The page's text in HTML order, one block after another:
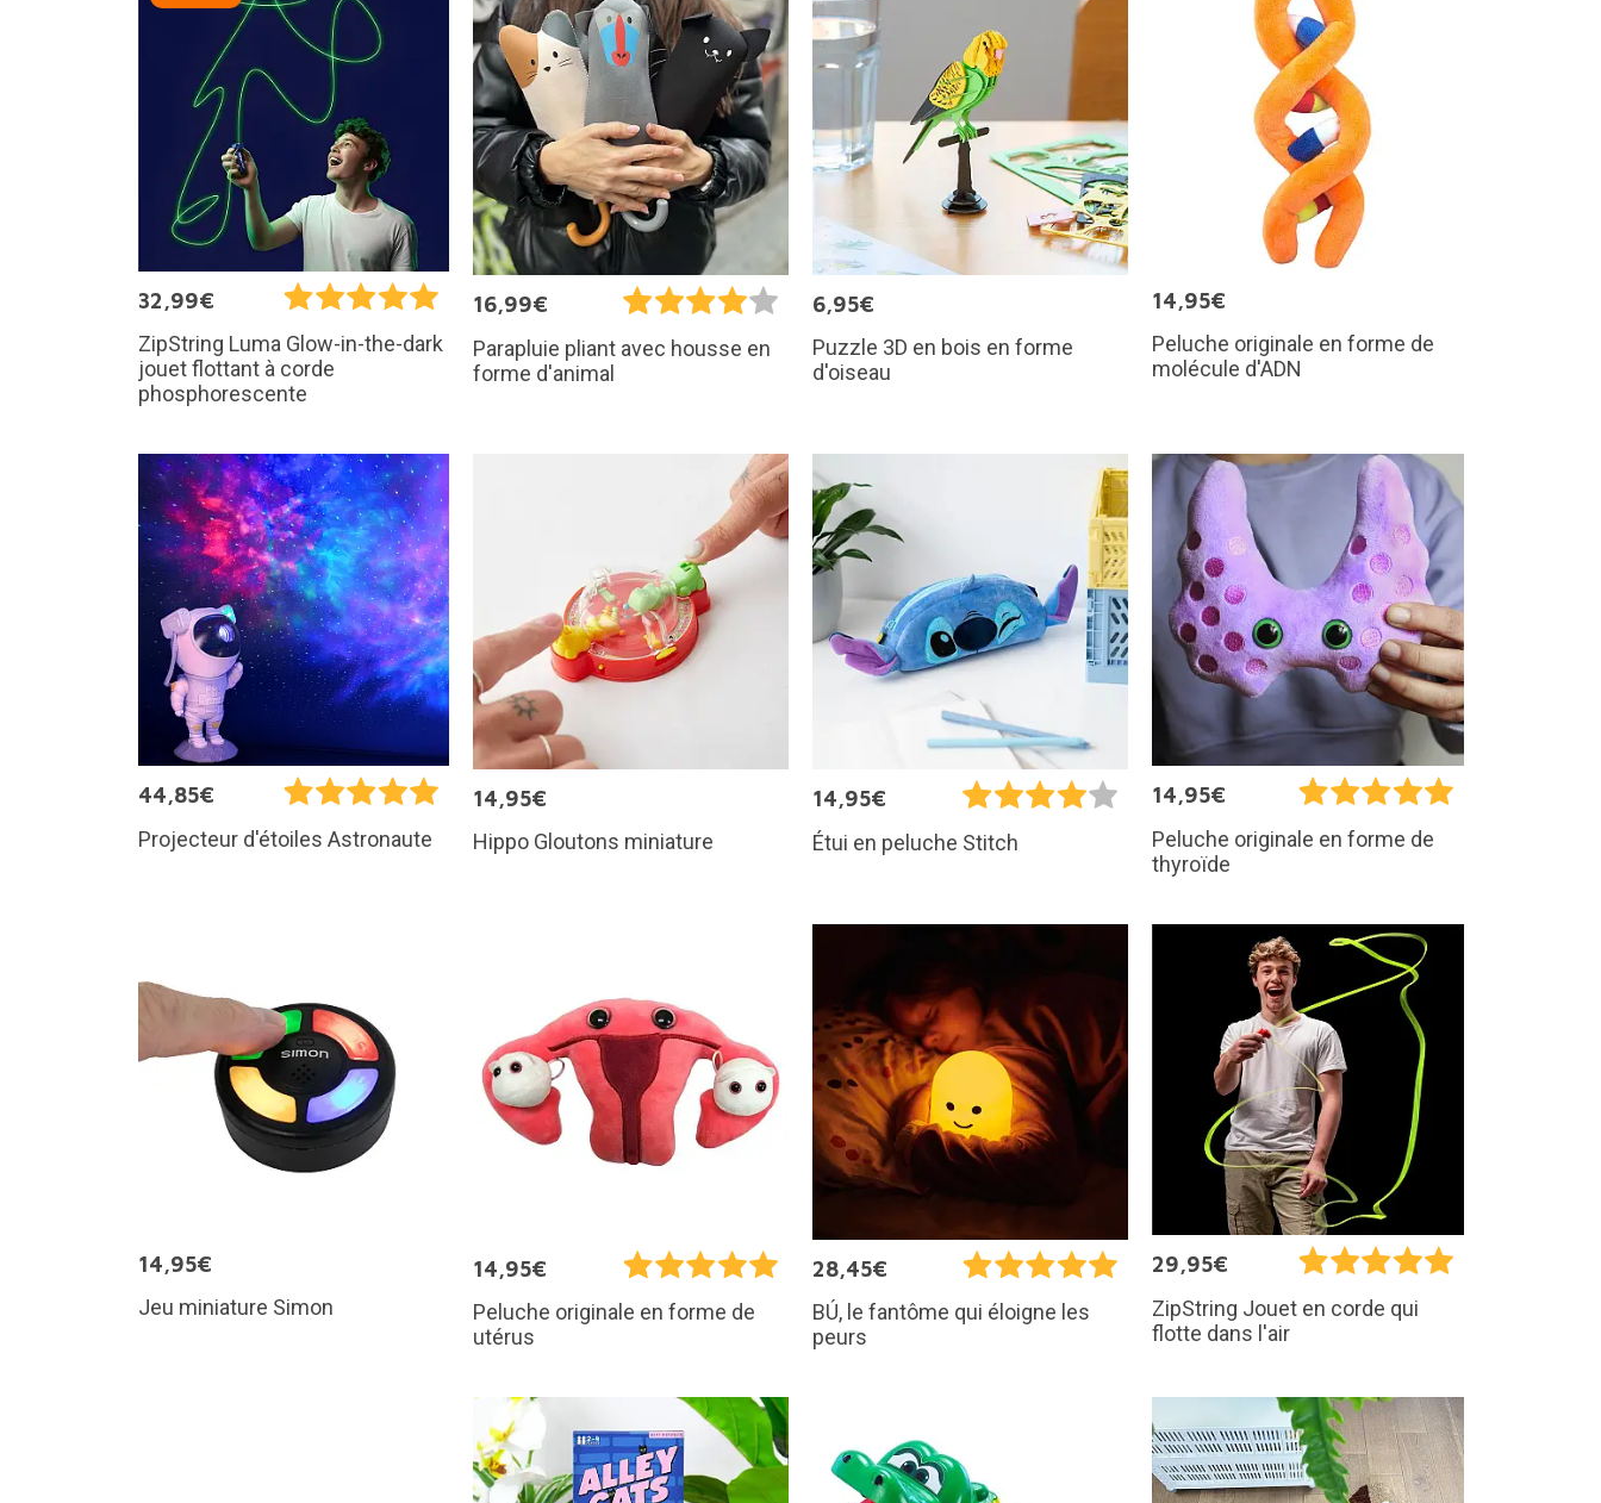
32,99€
ZipString Luma Glow-in-the-dark
jouet flottant à corde
phosphorescente
16,99€
Parapluie pliant avec housse en
forme d'animal
6,95€
Puzzle 3D en bois en forme
d'oiseau
14,95€
Peluche originale en forme de
molécule d'ADN
44,85€
Projecteur d'étoiles Astronaute
14,95€
Hippo Gloutons miniature
14,95€
Étui en peluche Stitch
14,95€
Peluche originale en forme de
thyroïde
14,95€
Jeu miniature Simon
14,95€
Peluche originale en forme de
utérus
28,45€
BÚ, le fantôme qui éloigne les
peurs
29,95€
ZipString Jouet en corde qui
flotte dans l'air